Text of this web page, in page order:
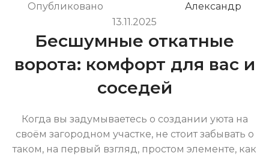
Опубликовано
Александр
13.11.2025
Бесшумные откатные
ворота: комфорт для вас и
соседей
Когда вы задумываетесь о создании уюта на
своём загородном участке, не стоит забывать о
таком, на первый взгляд, простом элементе, как